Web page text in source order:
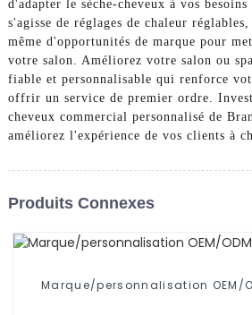
d'adapter le sèche-cheveux à vos
s'agisse de réglages de chaleur
même d'opportunités de marque pour
votre salon. Améliorez votre salon ou
fiable et personnalisable qui renforce
offrir un service de premier ordre.
cheveux commercial personnalisé de
améliorez l'expérience de vos clients à
Produits Connexes
Marque/personnalisation OEM/